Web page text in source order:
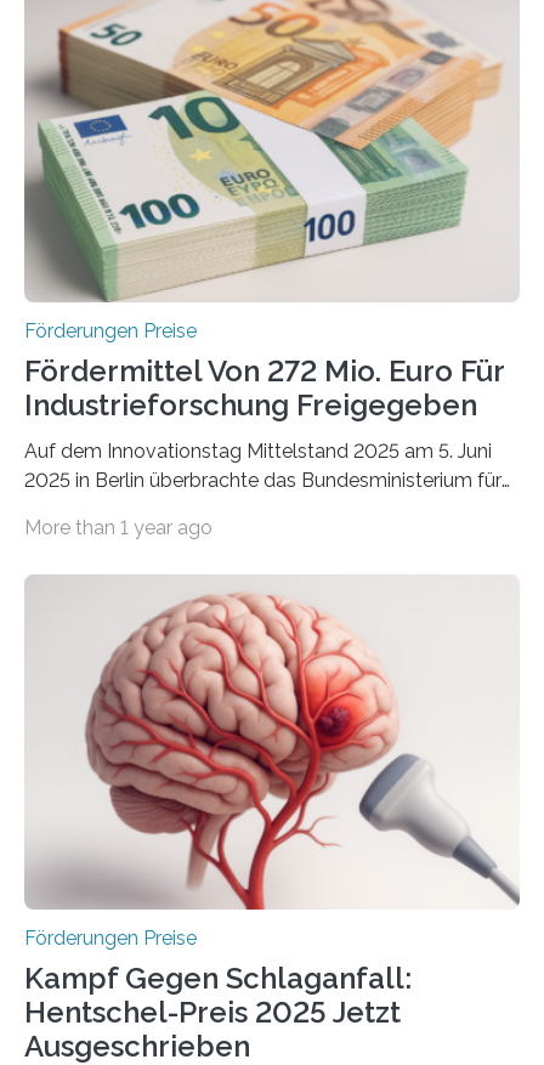
Förderungen Preise
Fördermittel Von 272 Mio. Euro Für
Industrieforschung Freigegeben
Auf dem Innovationstag Mittelstand 2025 am 5. Juni
2025 in Berlin überbrachte das Bundesministerium für
Überplanmäßige Verpflichtungsermächtigungen in
Woche vom Haushaltsausschuss freigegeben – unter
anderem zur Unterstützung der
Industrieforschungsprogramme Industrielle
Gemeinschaftsforschung (IGF), Zentrales
Innovationsprogramm Mittelstand (ZIM) und
Innovationskompetenz INNO-KOM. Auf dem
Innovationstag Mittelstand 2025 am 5. Juni 2025 in
Berlin überbrachte das Bundesministerium für
Wirtschaft und Energie eine gute Nachricht:
Überplanmäßige Verpflichtungsermächtigungen in
More than 1 year ago
Förderungen Preise
Kampf Gegen Schlaganfall:
Hentschel-Preis 2025 Jetzt
Ausgeschrieben